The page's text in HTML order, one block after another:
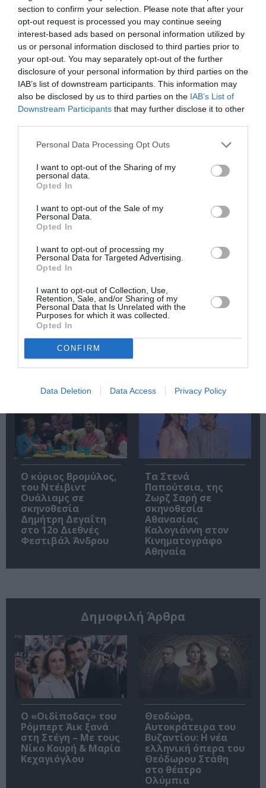
section to confirm your selection. Please note that after your
opt-out request is processed you may continue seeing
interest-based ads based on personal information utilized by
us or personal information disclosed to third parties prior to
your opt-out. You may separately opt-out of the further
disclosure of your personal information by third parties on the
IAB’s list of downstream participants. This information may
also be disclosed by us to third parties on the IAB’s List of
Downstream Participants that may further disclose it to other
Personal Data Processing Opt Outs
I want to opt-out of the Sharing of my
personal data.
Opted In
I want to opt-out of the Sale of my
Personal Data.
Opted In
I want to opt-out of processing my
Personal Data for Targeted Advertising.
Opted In
I want to opt-out of Collection, Use,
Retention, Sale, and/or Sharing of my
Personal Data that Is Unrelated with the
Purposes for which it was collected.
Opted In
CONFIRM
Data Deletion Data Access Privacy Policy
ΠΑΙΔΙΚΕΣ ΠΑΡΑΣΤΑΣΕΙΣ ΚΑΙ ΕΚΘΕΣΕΙΣ ΓΙΑ ΠΑΙΔΙΑ
Newsletter
Κάθε βδομάδα στο e-mail σας τα τελευταία νέα για
την Τέχνη και τον Πολιτισμό!
Σχετικά Άρθρα
Πολυάννα Το
παιχνίδι της χαράς,
της Κάρμεν
Ρουγγέρη στο 55ο
Φεστιβάλ Ολύμπου
Cinema – Αύγουστος
O κύριος Βρομύλος,
του Ντέιβιντ
Ουάλιαμς σε
σκηνοθεσία
Δημήτρη Δεγαΐτη
στο 12ο Διεθνές
Φεστιβάλ Άνδρου
Τα Στενά
Παπούτσια, της
Ζωρζ Σαρή σε
σκηνοθεσία
Αθανασίας
Καλογιάννη στον
Κινηματογράφο
Αθηναία
Δημοφιλή Άρθρα
O «Οιδίποδας» του
Ρόμπερτ Άικ ξανά
στη Στέγη – Με τους
Νίκο Κουρή & Μαρία
Κεχαγιόγλου
Θεοδώρα,
Αυτοκράτειρα του
Βυζαντίου: Η νέα
ελληνική όπερα του
Θεόδωρου Στάθη
στο θέατρο
Ολύμπια